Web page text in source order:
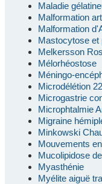
Maladie
Malformation
Malformation
Mastocytose et
Melkersson
Mélorhéostose
Méningo-
Microdélétion
Microgastrie
Microphtalmie
Migraine
Minkowski
Mouvements
Mucolipidose
Myasthénie
Myélite aiguë